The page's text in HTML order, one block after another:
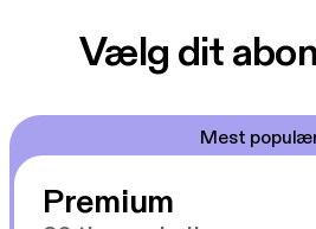
Vælg dit
Mest
Premium